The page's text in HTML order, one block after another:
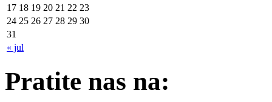
« jul
17 18 19 20 21 22 23
24 25 26 27 28 29 30
31
Pratite nas na: